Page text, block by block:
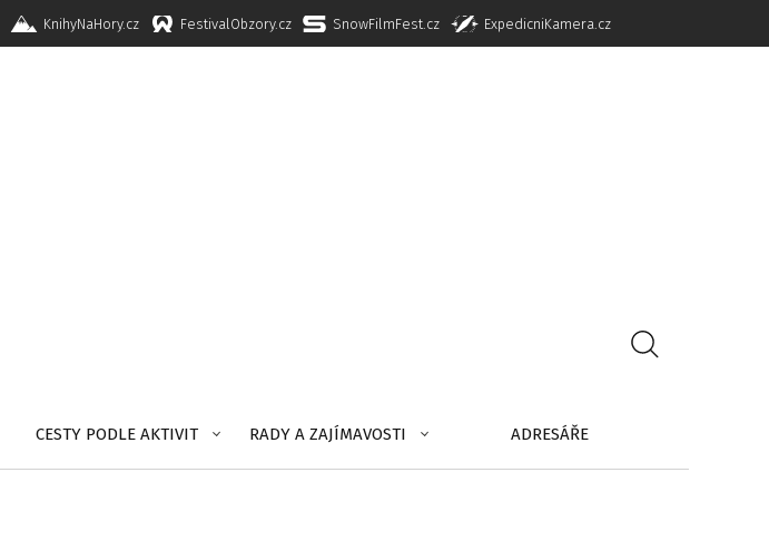
KnihyNaHory.cz FestivalObzory.cz SnowFilmFest.cz ExpedicniKamera.cz
CESTY PODLE AKTIVIT RADY A ZAJÍMAVOSTI ADRESÁŘE